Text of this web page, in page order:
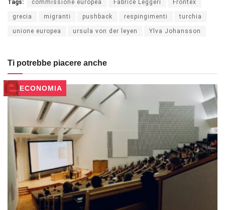
Tags: commissione europea Fabrice Leggeri Frontex
grecia migranti pushback respingimenti turchia
unione europea ursula von der leyen Ylva Johansson
Ti potrebbe piacere anche
ECONOMIA